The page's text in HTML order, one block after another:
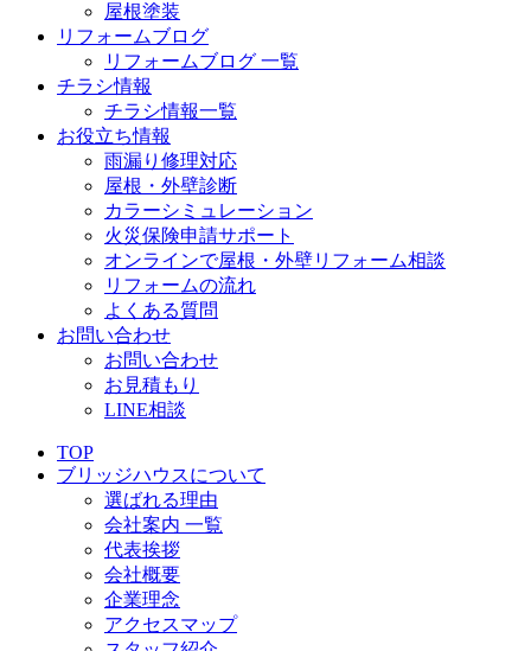
屋根塗装
リフォームブログ
リフォームブログ 一覧
チラシ情報
チラシ情報一覧
お役立ち情報
雨漏り修理対応
屋根・外壁診断
カラーシミュレーション
火災保険申請サポート
オンラインで屋根・外壁リフォーム相談
リフォームの流れ
よくある質問
お問い合わせ
お問い合わせ
お見積もり
LINE相談
TOP
ブリッジハウスについて
選ばれる理由
会社案内 一覧
代表挨拶
会社概要
企業理念
アクセスマップ